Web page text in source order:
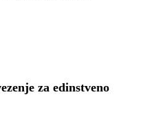
za edinstveno